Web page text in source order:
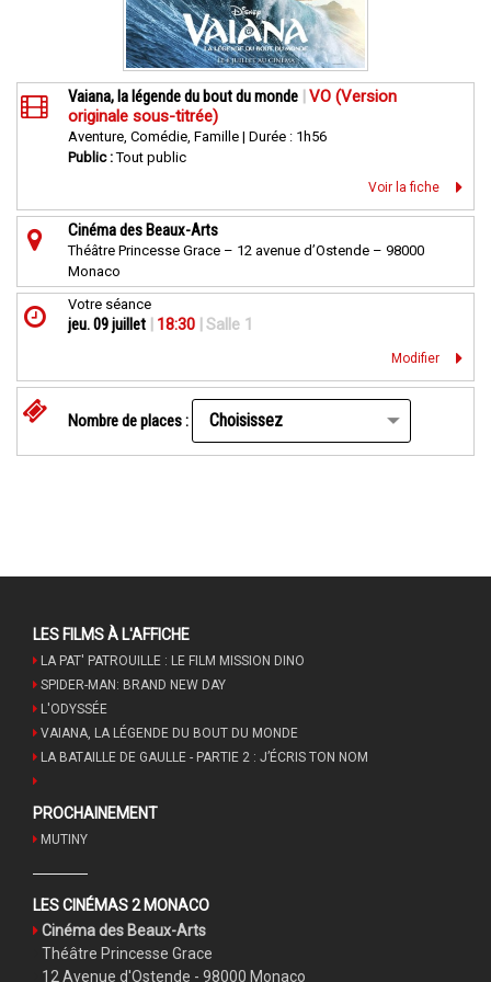
Vaiana, la légende du bout du monde VO (Version
originale sous-titrée)
Aventure, Comédie, Famille | Durée : 1h56
Public :Tout public
Voir la fiche
Cinéma des Beaux-Arts
Théâtre Princesse Grace – 12 avenue d’Ostende – 98000
Monaco
Votre séance
jeu. 09 juillet 18:30 Salle 1
Modifier
Nombre de places :
LES FILMS À L'AFFICHE
LA PAT' PATROUILLE : LE FILM MISSION DINO
SPIDER-MAN: BRAND NEW DAY
L'ODYSSÉE
VAIANA, LA LÉGENDE DU BOUT DU MONDE
LA BATAILLE DE GAULLE - PARTIE 2 : J’ÉCRIS TON NOM
PROCHAINEMENT
MUTINY
LES CINÉMAS 2 MONACO
Cinéma des Beaux-Arts
Théâtre Princesse Grace
12 Avenue d'Ostende - 98000 Monaco